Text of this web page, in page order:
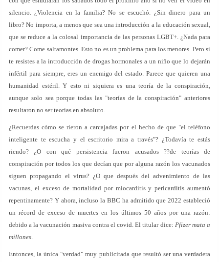
silencio. ¿Violencia en la familia? No se escuchó. ¿Sin dinero para un
libro? No importa, a menos que sea una introducción a la educación sexual,
que se reduce a la colosal importancia de las personas LGBT+. ¿Nada para
comer? Come saltamontes. Esto no es un problema para los menores. Pero si
te resistes a la introducción de drogas hormonales a un niño que lo dejarán
infértil para siempre, eres un enemigo del estado. Parece que quieren una
humanidad estéril. Y esto ni siquiera es una teoría de la conspiración,
aunque solo sea porque todas las "teorías de la conspiración" anteriores
resultaron no ser teorías en absoluto.
¿Recuerdas cómo se rieron a carcajadas por el hecho de que "el teléfono
inteligente te escucha y el escritorio mira a través"? ¿Todavía te estás
riendo? ¿O con qué persistencia fueron acusados ??de teorías de
conspiración por todos los que decían que por alguna razón los vacunados
siguen propagando el virus? ¿O que después del advenimiento de las
vacunas, el exceso de mortalidad por miocarditis y pericarditis aumentó
repentinamente? Y ahora, incluso la BBC ha admitido que 2022 estableció
un récord de exceso de muertes en los últimos 50 años por una razón:
debido a la vacunación masiva contra el covid. El titular dice: Pfizer mata a
millones.
Entonces, la única "verdad" muy publicitada que resultó ser una verdadera